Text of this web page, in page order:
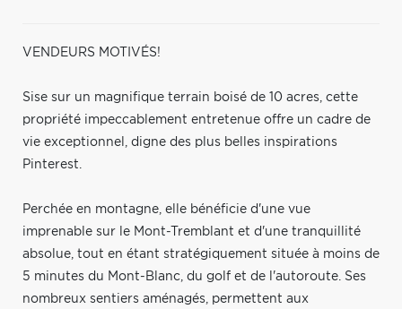
VENDEURS MOTIVÉS!
Sise sur un magnifique terrain boisé de 10 acres, cette
propriété impeccablement entretenue offre un cadre de
vie exceptionnel, digne des plus belles inspirations
Pinterest.
Perchée en montagne, elle bénéficie d'une vue
imprenable sur le Mont-Tremblant et d'une tranquillité
absolue, tout en étant stratégiquement située à moins de
5 minutes du Mont-Blanc, du golf et de l'autoroute. Ses
nombreux sentiers aménagés, permettent aux